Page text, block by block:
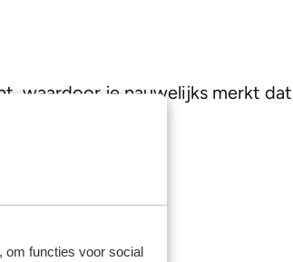
om functies voor social
waardoor je nauwelijks merkt